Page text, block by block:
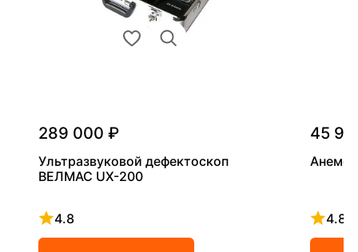
289 000 ₽
Ультразвуковой дефектоскоп
ВЕЛМАС UX-200
4.8
Рейтинг 4.8 из 5
45
4.8